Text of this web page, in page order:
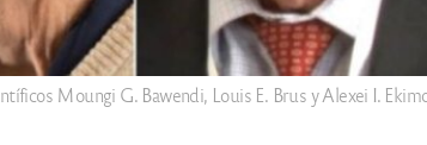
Moungi G. Bawendi, Louis E. Brus y Alexei I.